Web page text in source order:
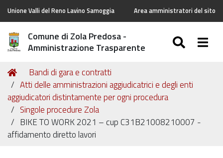
Unione Valli del Reno Lavino Samoggia Area amministratori del sito
Comune di Zola Predosa -
Amministrazione Trasparente
Tu
sei
qui:
Home
Bandi di gara e contratti
Atti delle amministrazioni aggiudicatrici e degli enti
aggiudicatori distintamente per ogni procedura
Singole procedure Zola
BIKE TO WORK 2021 – cup C31B21008210007 -
affidamento diretto lavori